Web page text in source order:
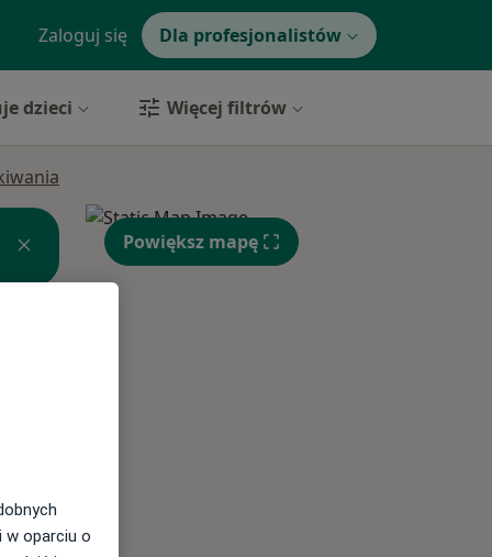
Zaloguj się Dla profesjonalistów
dzieci Więcej filtrów
Powiększ mapę
w oparciu o